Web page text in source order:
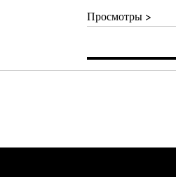
Просмотры >